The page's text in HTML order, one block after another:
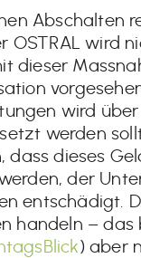
Abschalten
OSTRAL wird
dieser
wird
werden
dass dieses
der
entschädigt.
handeln –
) aber